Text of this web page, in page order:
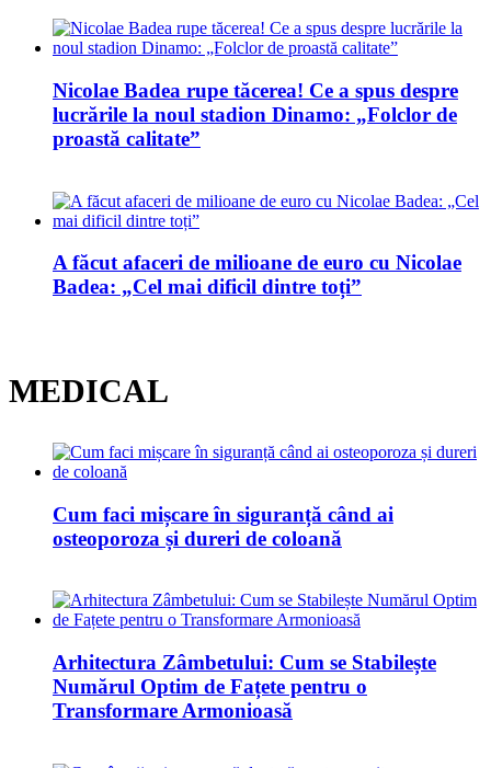
Nicolae Badea rupe tăcerea! Ce a spus despre
lucrările la noul stadion Dinamo: „Folclor de
proastă calitate”
A făcut afaceri de milioane de euro cu Nicolae
Badea: „Cel mai dificil dintre toți”
MEDICAL
Cum faci mișcare în siguranță când ai
osteoporoza și dureri de coloană
Arhitectura Zâmbetului: Cum se Stabilește
Numărul Optim de Fațete pentru o
Transformare Armonioasă